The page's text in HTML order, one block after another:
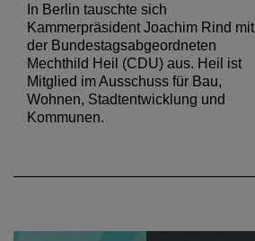
In Berlin tauschte sich
Kammerpräsident Joachim Rind mit
der Bundestagsabgeordneten
Mechthild Heil (CDU) aus. Heil ist
Mitglied im Ausschuss für Bau,
Wohnen, Stadtentwicklung und
Kommunen.